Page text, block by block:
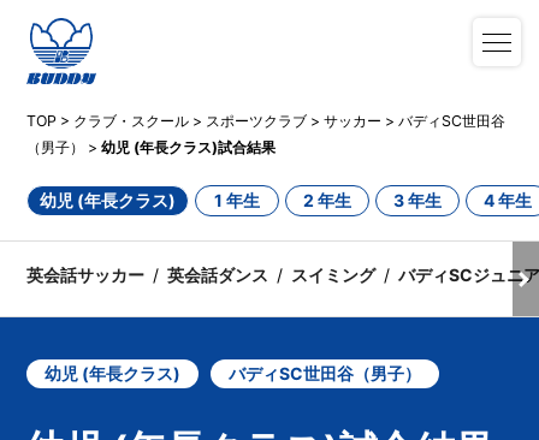
TOP > クラブ・スクール > スポーツクラブ >サッカー >バディSC世田谷
（男子）
>幼児 (年長クラス)試合結果
幼児 (年長クラス) 1 年生 2 年生 3 年生 4 年生
英会話サッカー 英会話ダンス スイミング バディSCジュニ
幼児 (年長クラス) バディSC世田谷（男子）